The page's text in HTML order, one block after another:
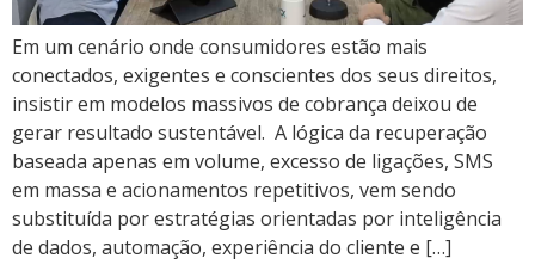
Em um cenário onde consumidores estão mais
conectados, exigentes e conscientes dos seus direitos,
insistir em modelos massivos de cobrança deixou de
gerar resultado sustentável. A lógica da recuperação
baseada apenas em volume, excesso de ligações, SMS
em massa e acionamentos repetitivos, vem sendo
substituída por estratégias orientadas por inteligência
de dados, automação, experiência do cliente e […]